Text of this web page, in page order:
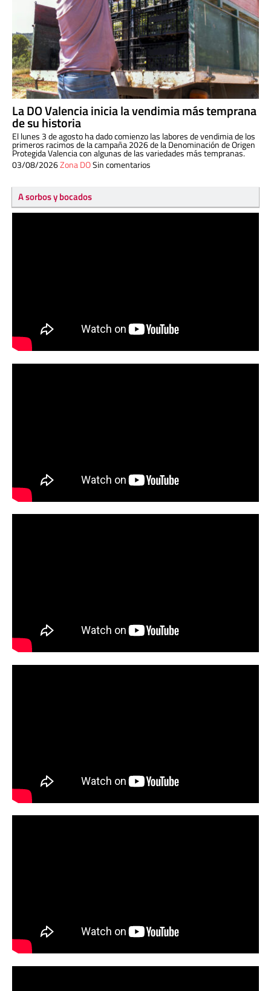
La DO Valencia inicia la vendimia más temprana
de su historia
El lunes 3 de agosto ha dado comienzo las labores de vendimia de los
primeros racimos de la campaña 2026 de la Denominación de Origen
Protegida Valencia con algunas de las variedades más tempranas.
03/08/2026Zona DOSin comentarios
A sorbos y bocados